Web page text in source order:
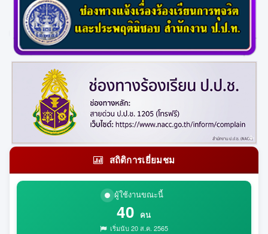
สถิติการเยี่ยมชม
ผู้ใช้งานขณะนี้
40 คน
เริ่มนับ 20 ส.ค. 2565